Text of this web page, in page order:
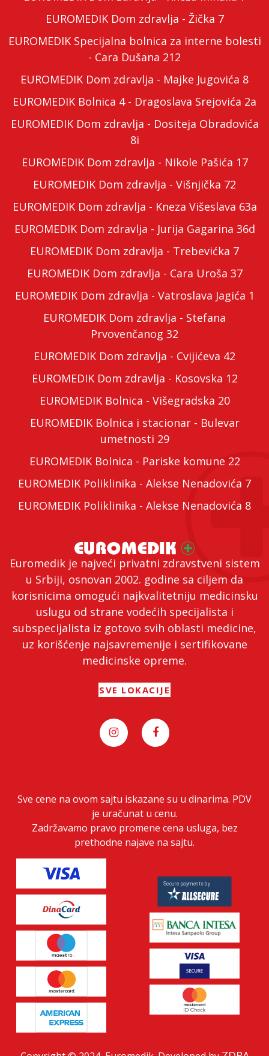
Euromedik je najveći privatni zdravstveni sistem
u Srbiji, osnovan 2002. godine sa ciljem da
korisnicima omogući najkvalitetniju medicinsku
uslugu od strane vodećih specijalista i
subspecijalista iz gotovo svih oblasti medicine,
uz korišćenje najsavremenije i sertifikovane
medicinske opreme.
SVE LOKACIJE
EUROMEDIK Dom zdravlja - Žička 7
EUROMEDIK Specijalna bolnica za interne bolesti
- Cara Dušana 212
EUROMEDIK Dom zdravlja - Majke Jugovića 8
EUROMEDIK Bolnica 4 - Dragoslava Srejovića 2a
EUROMEDIK Dom zdravlja - Dositeja Obradovića
8i
EUROMEDIK Dom zdravlja - Nikole Pašića 17
EUROMEDIK Dom zdravlja - Višnjička 72
EUROMEDIK Dom zdravlja - Kneza Višeslava 63a
EUROMEDIK Dom zdravlja - Jurija Gagarina 36d
EUROMEDIK Dom zdravlja - Trebevićka 7
EUROMEDIK Dom zdravlja - Cara Uroša 37
EUROMEDIK Dom zdravlja - Vatroslava Jagića 1
EUROMEDIK Dom zdravlja - Stefana
Prvovenčanog 32
EUROMEDIK Dom zdravlja - Cvijićeva 42
EUROMEDIK Dom zdravlja - Kosovska 12
EUROMEDIK Bolnica - Višegradska 20
EUROMEDIK Bolnica i stacionar - Bulevar
umetnosti 29
EUROMEDIK Bolnica - Pariske komune 22
EUROMEDIK Poliklinika - Alekse Nenadovića 7
EUROMEDIK Poliklinika - Alekse Nenadovića 8
Sve cene na ovom sajtu iskazane su u dinarima. PDV
je uračunat u cenu.
Zadržavamo pravo promene cena usluga, bez
prethodne najave na sajtu.